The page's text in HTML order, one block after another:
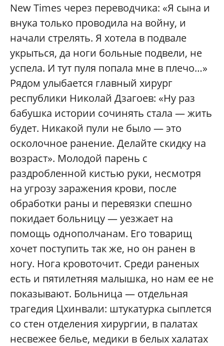
New Times через переводчика: «Я сына и
внука только проводила на войну, и
начали стрелять. Я хотела в подвале
укрыться, да ноги больные подвели, не
успела. И тут пуля попала мне в плечо…»
Рядом улыбается главный хирург
республики Николай Дзагоев: «Ну раз
бабушка истории сочинять стала — жить
будет. Никакой пули не было — это
осколочное ранение. Делайте скидку на
возраст». Молодой парень с
раздробленной кистью руки, несмотря
на угрозу заражения крови, после
обработки раны и перевязки спешно
покидает больницу — уезжает на
помощь однополчанам. Его товарищ
хочет поступить так же, но он ранен в
ногу. Нога кровоточит. Среди раненых
есть и пятилетняя малышка, но нам ее не
показывают. Больница — отдельная
трагедия Цхинвали: штукатурка сыплется
со стен отделения хирургии, в палатах
несвежее белье, медики в белых халатах